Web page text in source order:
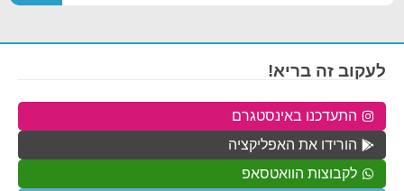
לעקוב זה בריא!
התעדכנו באינסטגרם
הורידו את האפליקציה
לקבוצות הוואטסאפ